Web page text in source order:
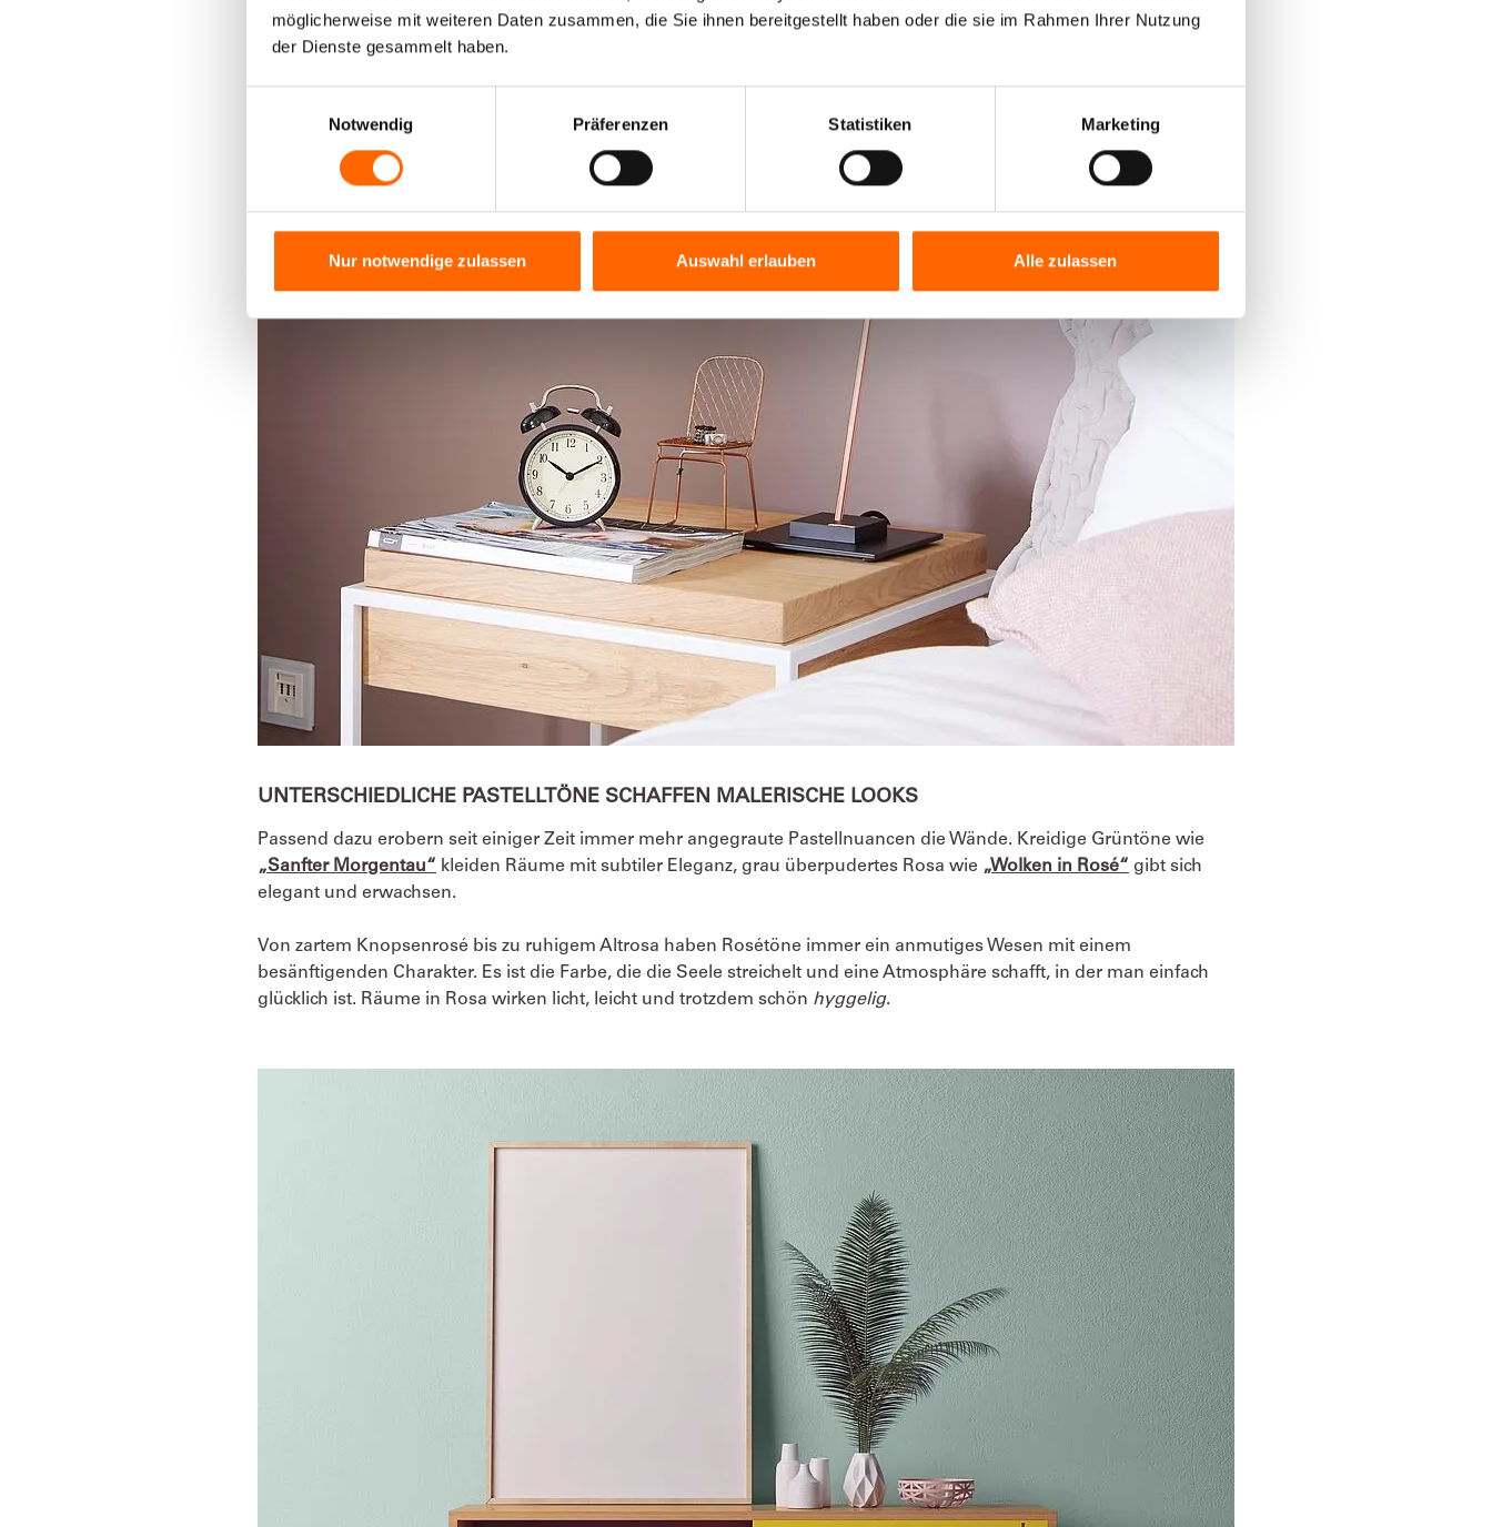
möglicherweise mit weiteren Daten zusammen, die Sie ihnen bereitgestellt haben oder die sie im Rahmen Ihrer Nutzung
der Dienste gesammelt haben.
Notwendig
Präferenzen Statistiken Marketing
Nur notwendige zulassen Auswahl erlauben Alle zulassen
UNTERSCHIEDLICHE PASTELLTÖNE SCHAFFEN MALERISCHE LOOKS
Passend dazu erobern seit einiger Zeit immer mehr angegraute Pastellnuancen die Wände. Kreidige Grüntöne wie
„Sanfter Morgentau“ kleiden Räume mit subtiler Eleganz, grau überpudertes Rosa wie „Wolken in Rosé“ gibt sich
elegant und erwachsen.
Von zartem Knopsenrosé bis zu ruhigem Altrosa haben Rosétöne immer ein anmutiges Wesen mit einem
besänftigenden Charakter. Es ist die Farbe, die die Seele streichelt und eine Atmosphäre schafft, in der man einfach
glücklich ist. Räume in Rosa wirken licht, leicht und trotzdem schön hyggelig.